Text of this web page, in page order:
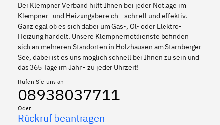
Der Klempner Verband hilft Ihnen bei jeder Notlage im
Klempner- und Heizungsbereich - schnell und effektiv.
Ganz egal ob es sich dabei um Gas-, Öl- oder Elektro-
Heizung handelt. Unsere Klempnernotdienste befinden
sich an mehreren Standorten in Holzhausen am Starnberger
See, dabei ist es uns möglich schnell bei Ihnen zu sein und
das 365 Tage im Jahr - zu jeder Uhrzeit!
Rufen Sie uns an
08938037711
Oder
Rückruf beantragen